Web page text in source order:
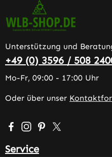
Unterstützung und
+49 (0) 3596 / 508
Mo-Fr, 09:00 - 17:00 Uhr
Oder über unser
Besuche uns auf
Schau auf Instagram
Lass dich auf
Folge uns auf
Service